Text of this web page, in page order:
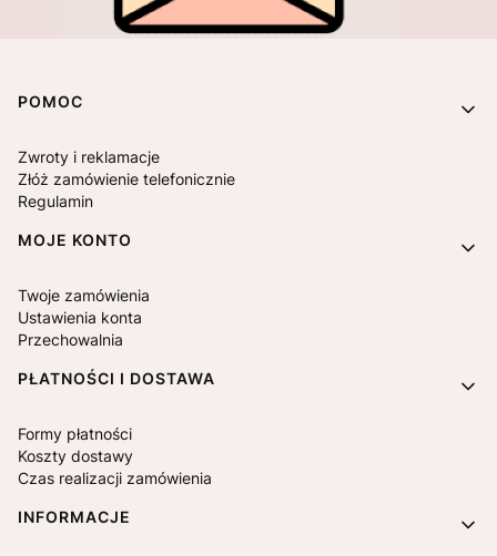
Linki w stopce
POMOC
Zwroty i reklamacje
Złóż zamówienie telefonicznie
Regulamin
MOJE KONTO
Twoje zamówienia
Ustawienia konta
Przechowalnia
PŁATNOŚCI I DOSTAWA
Formy płatności
Koszty dostawy
Czas realizacji zamówienia
INFORMACJE